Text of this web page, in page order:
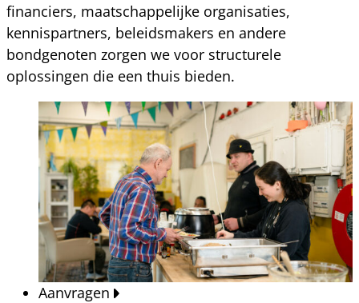
financiers, maatschappelijke organisaties,
kennispartners, beleidsmakers en andere
bondgenoten zorgen we voor structurele
oplossingen die een thuis bieden.
Aanvragen